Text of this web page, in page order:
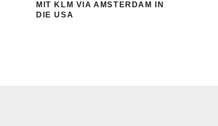
MIT KLM VIA AMSTERDAM IN
DIE USA